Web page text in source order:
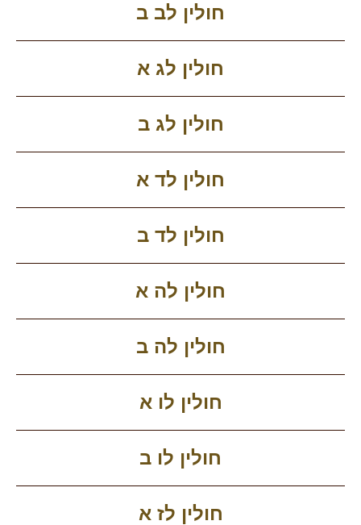
חולין לב ב
חולין לג א
חולין לג ב
חולין לד א
חולין לד ב
חולין לה א
חולין לה ב
חולין לו א
חולין לו ב
חולין לז א